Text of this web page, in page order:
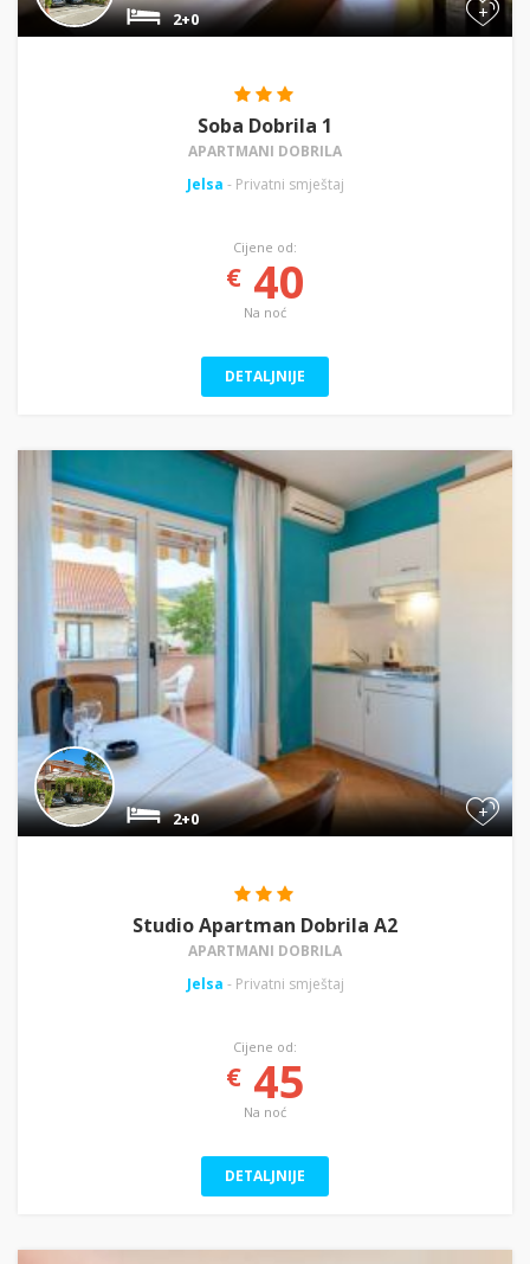
+
2+0
Soba Dobrila 1
APARTMANI DOBRILA
Jelsa - Privatni smještaj
Cijene od:
€40
Na noć
DETALJNIJE
+
2+0
Studio Apartman Dobrila A2
APARTMANI DOBRILA
Jelsa - Privatni smještaj
Cijene od:
€45
Na noć
DETALJNIJE